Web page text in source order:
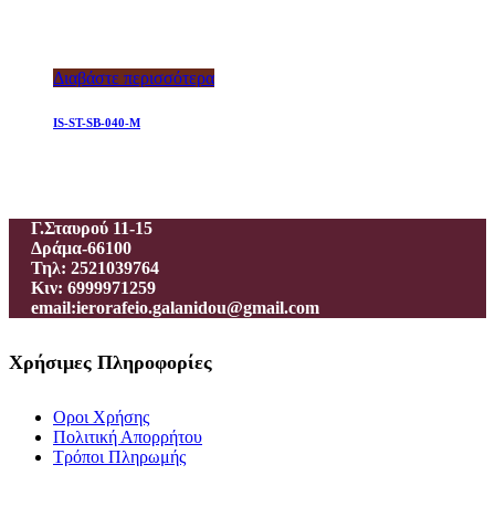
Διαβάστε περισσότερα
IS-ST-SB-040-M
Γ.Σταυρού 11-15
Δράμα-66100
Τηλ: 2521039764
Κιν: 6999971259
email:ierorafeio.galanidou@gmail.com
Χρήσιμες Πληροφορίες
Οροι Χρήσης
Πολιτική Απορρήτου
Τρόποι Πληρωμής